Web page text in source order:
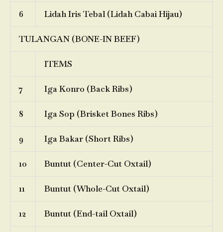
6 Lidah Iris Tebal (Lidah Cabai Hijau)
TULANGAN (BONE-IN BEEF)
ITEMS
7 Iga Konro (Back Ribs)
8 Iga Sop (Brisket Bones Ribs)
9 Iga Bakar (Short Ribs)
10 Buntut (Center-Cut Oxtail)
11 Buntut (Whole-Cut Oxtail)
12 Buntut (End-tail Oxtail)